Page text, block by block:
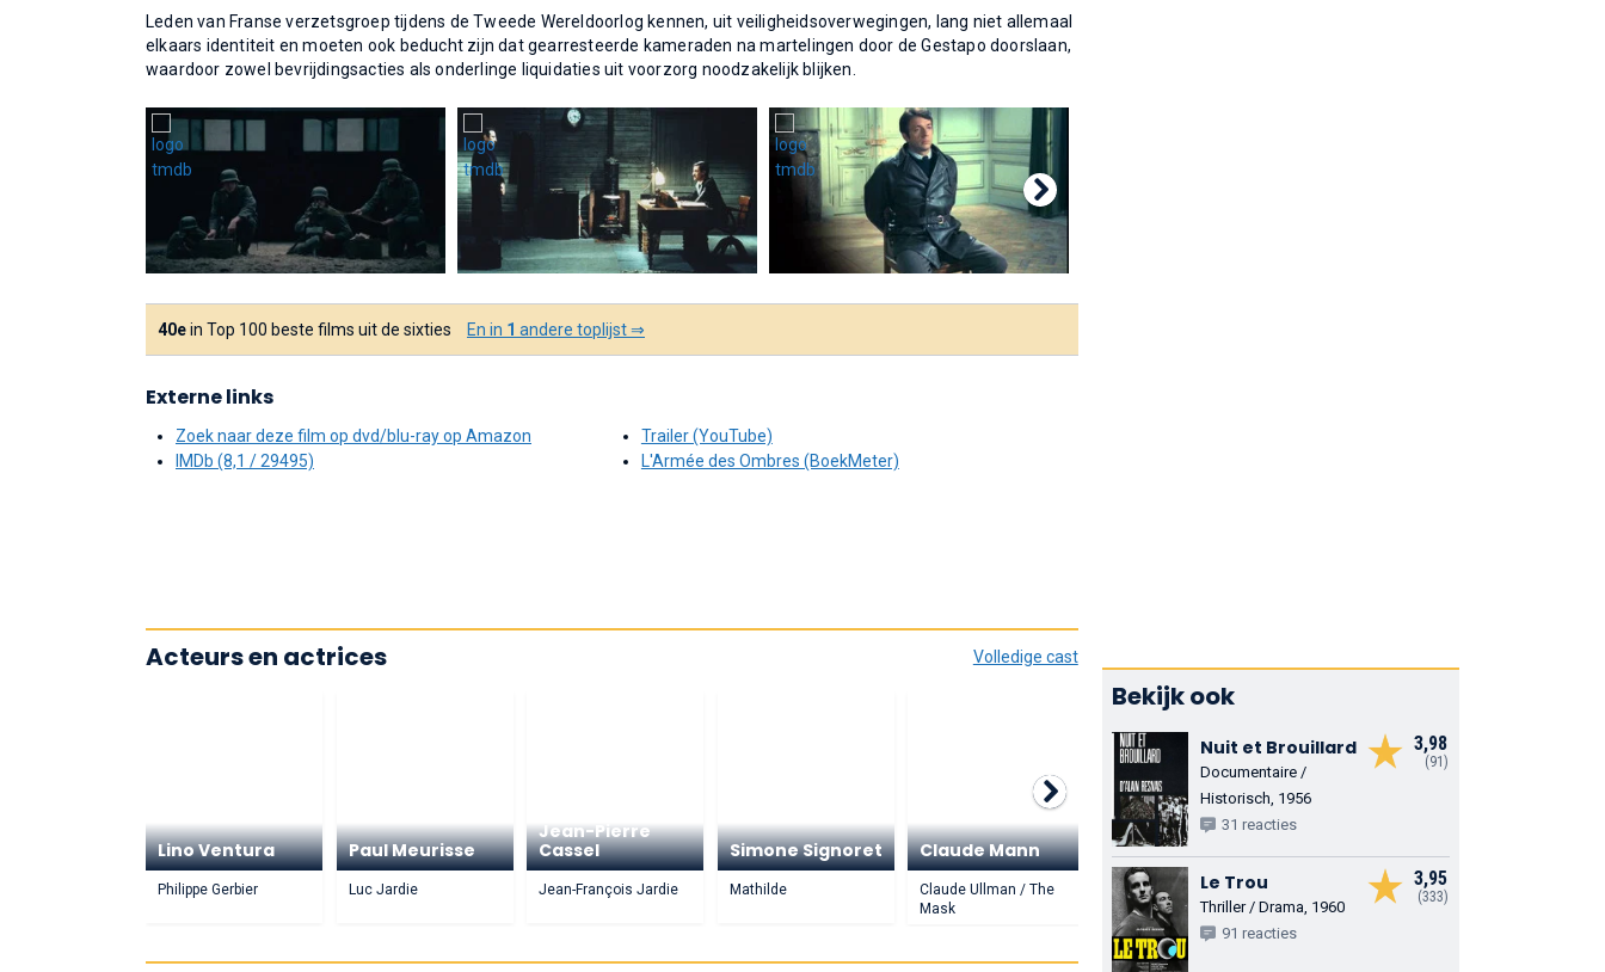
Leden van Franse verzetsgroep tijdens de Tweede Wereldoorlog kennen, uit veiligheidsoverwegingen, lang niet allemaal
elkaars identiteit en moeten ook beducht zijn dat gearresteerde kameraden na martelingen door de Gestapo doorslaan,
waardoor zowel bevrijdingsacties als onderlinge liquidaties uit voorzorg noodzakelijk blijken.
40ein Top 100 beste films uit de sixties En in 1 andere toplijst ⇒
Externe links
Zoek naar deze film op dvd/blu-ray op Amazon
IMDb (8,1 / 29495)
Trailer (YouTube)
L'Armée des Ombres (BoekMeter)
Volledige cast
Acteurs en actrices
Lino Ventura
Philippe Gerbier
Paul Meurisse
Luc Jardie
Jean-Pierre
Cassel
Jean-François Jardie
Simone Signoret
Mathilde
Claude Mann
Claude Ullman / The
Mask
Paul Crauchet
Félix Lepercq
Barbier
Guillaume Vermesch /
The Buffalo
Bekijk ook
3,98
(91)
Nuit et Brouillard
Documentaire /
Historisch, 1956
31 reacties
3,95
(333)
Le Trou
Thriller / Drama, 1960
91 reacties